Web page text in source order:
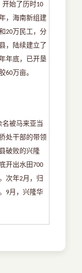
开始了历时10
，海南新组建
20万民工，分
，陆续建立了
年底，已开垦
60万亩。
名被马来亚当
处干部的带领
破败的兴隆
开出水田700
次年2月，归
9月，兴隆华